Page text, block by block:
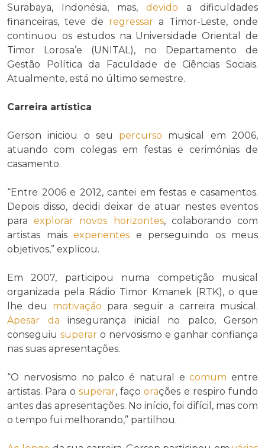
Surabaya, Indonésia, mas, devido a dificuldades
financeiras, teve de regressar a Timor-Leste, onde
continuou os estudos na Universidade Oriental de
Timor Lorosa’e (UNITAL), no Departamento de
Gestão Política da Faculdade de Ciências Sociais.
Atualmente, está no último semestre.
Carreira artística
Gerson iniciou o seu percurso musical em 2006,
atuando com colegas em festas e cerimónias de
casamento.
“Entre 2006 e 2012, cantei em festas e casamentos.
Depois disso, decidi deixar de atuar nestes eventos
paraexplorar novos horizontes, colaborando com
artistas mais experientes e perseguindo os meus
objetivos,” explicou.
Em 2007, participou numa competição musical
organizada pela Rádio Timor Kmanek (RTK), o que
lhe deu motivação para seguir a carreira musical.
Apesar da insegurança inicial no palco, Gerson
conseguiu superar o nervosismo e ganhar confiança
nas suas apresentações.
“O nervosismo no palco é natural ecomum entre
artistas. Para o superar, façoorações e respiro fundo
antes das apresentações. No início, foi difícil, mas com
o tempo fui melhorando,” partilhou.